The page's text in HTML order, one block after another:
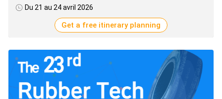
Du 21 au 24 avril 2026
Get a free itinerary planning